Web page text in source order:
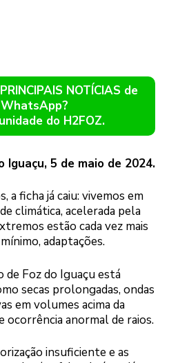
NOTÍCIAS de
do H2FOZ.
Iguaçu, 5 de maio de 2024.
a ficha já caiu: vivemos em
climática, acelerada pela
estão cada vez mais
adaptações.
de Foz do Iguaçu está
secas prolongadas, ondas
em volumes acima da
ocorrência anormal de raios.
insuficiente e as